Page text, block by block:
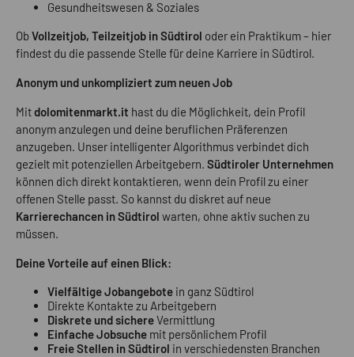
Gesundheitswesen & Soziales
ObVollzeitjob, Teilzeitjob in Südtirol oder ein Praktikum – hier
findest du die passende Stelle für deine Karriere in Südtirol.
Anonym und unkompliziert zum neuen Job
Mitdolomitenmarkt.it hast du die Möglichkeit, dein Profil
anonym anzulegen und deine beruflichen Präferenzen
anzugeben. Unser intelligenter Algorithmus verbindet dich
gezielt mit potenziellen Arbeitgebern. Südtiroler Unternehmen
können dich direkt kontaktieren, wenn dein Profil zu einer
offenen Stelle passt. So kannst du diskret auf neue
Karrierechancen in Südtirol warten, ohne aktiv suchen zu
müssen.
Deine Vorteile auf einen Blick:
Vielfältige Jobangebote in ganz Südtirol
Direkte Kontakte zu Arbeitgebern
Diskrete und sichereVermittlung
Einfache Jobsuche mit persönlichem Profil
Freie Stellen in Südtirol in verschiedensten Branchen